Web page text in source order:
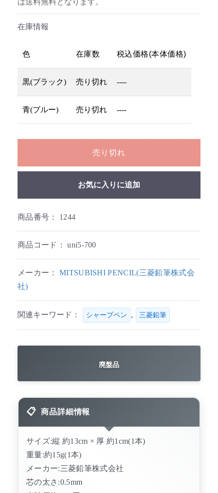
は送料無料となります。
在庫情報
色 在庫数 税込価格(本体価格)
黒(ブラック) 売り切れ ----
青(ブルー) 売り切れ ----
売り切れ
お気に入りに追加
商品番号： 1244
商品コード：uni5-700
メーカー： MITSUBISHI PENCIL(三菱鉛筆株式会
社)
関連キーワード： シャープペン , 三菱鉛筆
廃盤品
商品詳細情報
サイズ:縦 約13cm × 厚 約1cm(1本)
重量:約15g(1本)
メーカー:三菱鉛筆株式会社
芯の太さ:0.5mm